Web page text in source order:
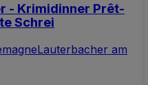
- Krimidinner Prêt-
Schrei
Lauterbacher am